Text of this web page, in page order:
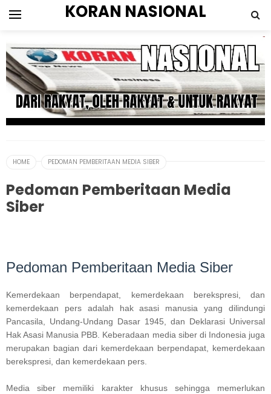
KORAN NASIONAL
HOME PEDOMAN PEMBERITAAN MEDIA SIBER
Pedoman Pemberitaan Media
Siber
Pedoman Pemberitaan Media Siber
Kemerdekaan berpendapat, kemerdekaan berekspresi, dan
kemerdekaan pers adalah hak asasi manusia yang dilindungi
Pancasila, Undang-Undang Dasar 1945, dan Deklarasi Universal
Hak Asasi Manusia PBB. Keberadaan media siber di Indonesia juga
merupakan bagian dari kemerdekaan berpendapat, kemerdekaan
berekspresi, dan kemerdekaan pers.
Media siber memiliki karakter khusus sehingga memerlukan